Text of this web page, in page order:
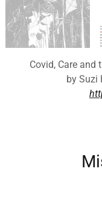
Covid, Care and
by Suzi